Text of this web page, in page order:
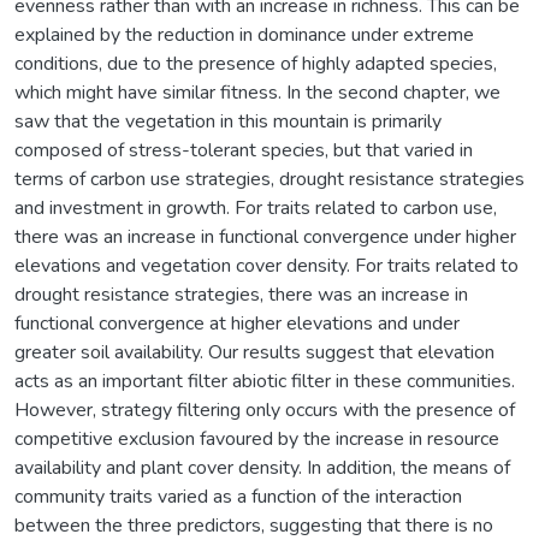
evenness rather than with an increase in richness. This can be
explained by the reduction in dominance under extreme
conditions, due to the presence of highly adapted species,
which might have similar fitness. In the second chapter, we
saw that the vegetation in this mountain is primarily
composed of stress-tolerant species, but that varied in
terms of carbon use strategies, drought resistance strategies
and investment in growth. For traits related to carbon use,
there was an increase in functional convergence under higher
elevations and vegetation cover density. For traits related to
drought resistance strategies, there was an increase in
functional convergence at higher elevations and under
greater soil availability. Our results suggest that elevation
acts as an important filter abiotic filter in these communities.
However, strategy filtering only occurs with the presence of
competitive exclusion favoured by the increase in resource
availability and plant cover density. In addition, the means of
community traits varied as a function of the interaction
between the three predictors, suggesting that there is no